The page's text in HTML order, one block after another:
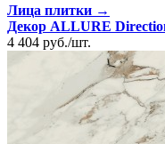
Лица плитки →
Декор ALLURE
4 404 руб./шт.